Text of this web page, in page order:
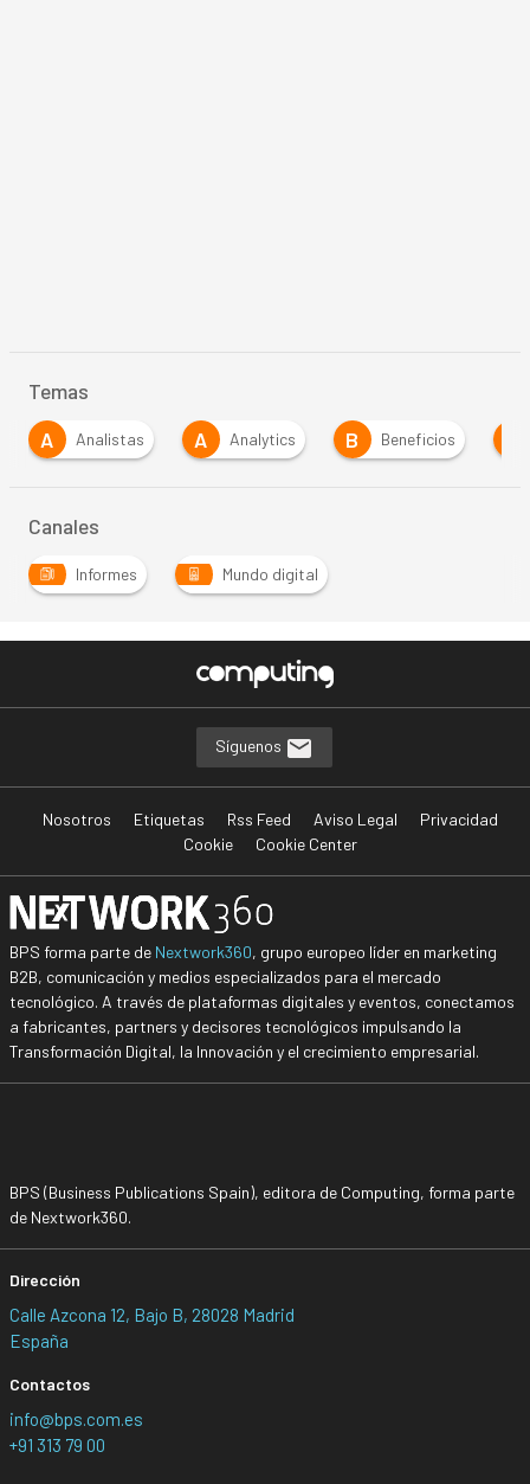
Temas
A
Analytics B Beneficios B Big Data
Canales
Informes Mundo digital
Síguenos
Nosotros Etiquetas Rss Feed Aviso Legal
Privacidad
Cookie
Cookie Center
BPS forma parte de Nextwork360, grupo europeo líder en marketing
B2B, comunicación y medios especializados para el mercado
tecnológico. A través de plataformas digitales y eventos, conectamos
a fabricantes, partners y decisores tecnológicos impulsando la
Transformación Digital, la Innovación y el crecimiento empresarial.
BPS (Business Publications Spain), editora de Computing, forma parte
de Nextwork360.
Dirección
Calle Azcona 12, Bajo B, 28028 Madrid
España
Contactos
info@bps.com.es
+91 313 79 00